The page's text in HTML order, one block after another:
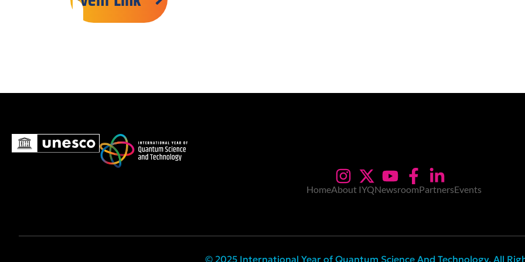
HomeAbout IYQNewsroomPartnersEvents
© 2025 International Year of Quantum Science And Technology. All